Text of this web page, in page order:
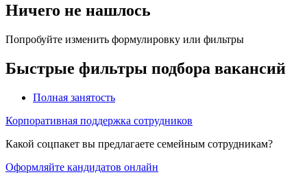
Ничего не нашлось
Попробуйте изменить формулировку или фильтры
Быстрые фильтры подбора вакансий
Полная занятость
Корпоративная поддержка сотрудников
Какой соцпакет вы предлагаете семейным сотрудникам?
Оформляйте кандидатов онлайн